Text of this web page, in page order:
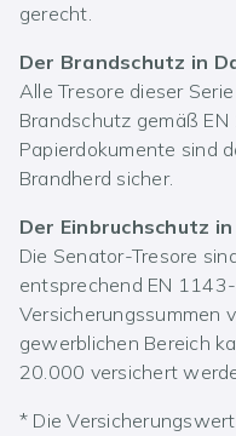
gerecht.
Der Brandschutz in
Alle Tresore dieser
Brandschutz gemäß
Papierdokumente sind
Brandherd sicher.
Der Einbruchschutz
Die Senator-Tresore
entsprechend EN
Versicherungssummen
gewerblichen Bereich
20.000 versichert
* Die